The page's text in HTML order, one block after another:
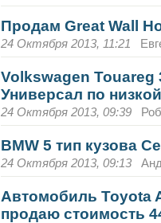
Продам Great Wall
24 Октября 2013, 11:21
Volkswagen Touareg
Универсал по
24 Октября 2013, 09:39
BMW 5 тип кузова
24 Октября 2013, 09:13
Автомобиль Toyota
продаю стоимость